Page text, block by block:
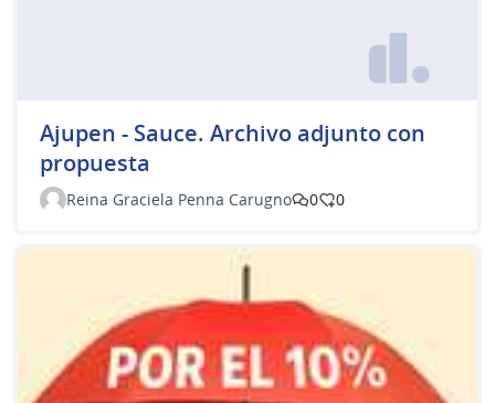
Ajupen - Sauce. Archivo adjunto con
propuesta
Reina Graciela Penna Carugno 0 0